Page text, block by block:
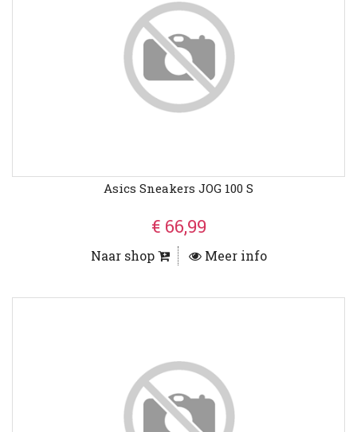
Asics Sneakers JOG 100 S
€ 66,99
Naar shop Meer info